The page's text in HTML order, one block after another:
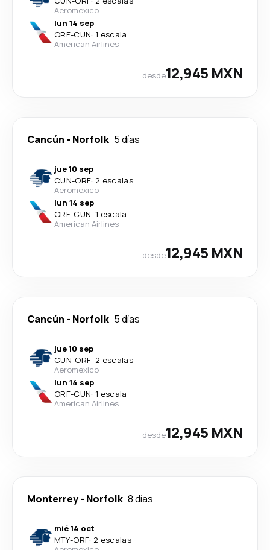
Aeromexico
lun 14 sep
ORF-CUN· 1 escala
American Airlines
desde12,945 MXN
Cancún - Norfolk 5 días
jue 10 sep
CUN-ORF· 2 escalas
Aeromexico
lun 14 sep
ORF-CUN· 1 escala
American Airlines
desde12,945 MXN
Cancún - Norfolk 5 días
jue 10 sep
CUN-ORF· 2 escalas
Aeromexico
lun 14 sep
ORF-CUN· 1 escala
American Airlines
desde12,945 MXN
Monterrey- Norfolk 8 días
mié 14 oct
MTY-ORF· 2 escalas